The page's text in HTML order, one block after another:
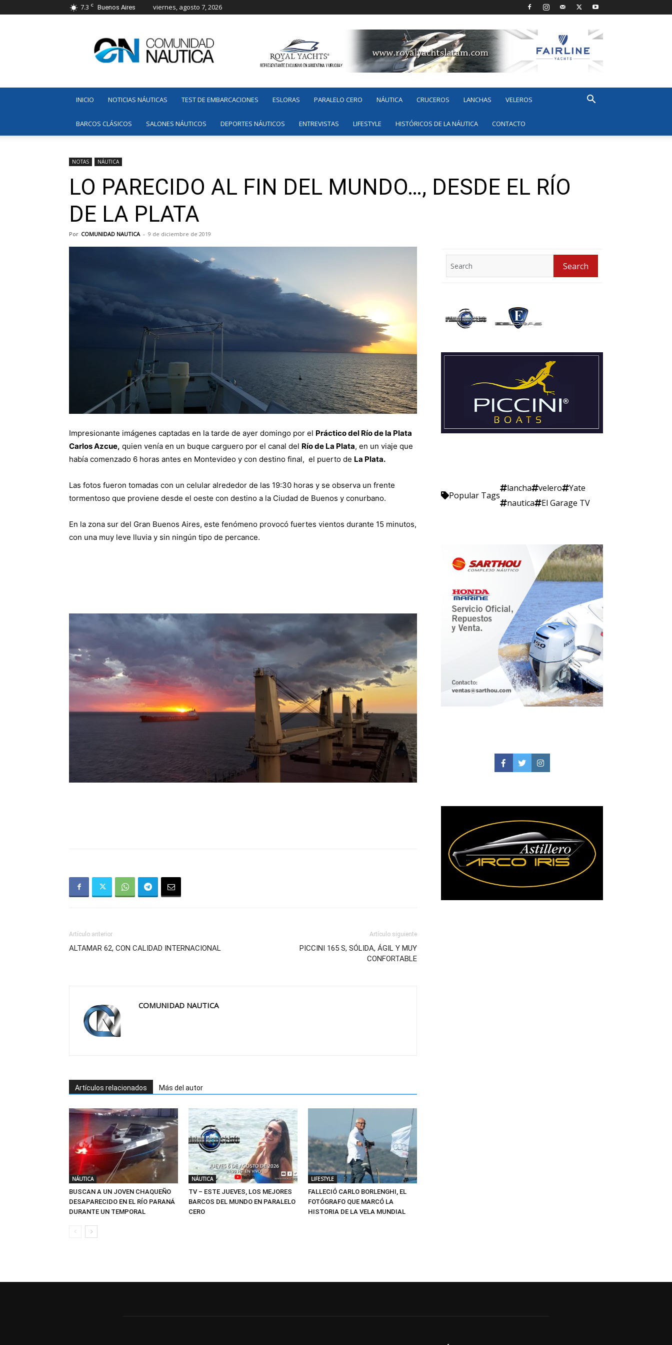
7.3 C Buenos Aires viernes, agosto 7, 2026
Náutica
INICIO NOTICIAS NÁUTICAS TEST DE EMBARCACIONES ESLORAS PARALELO CERO NÁUTICA CRUCEROS LANCHAS VELEROS
BARCOS CLÁSICOS SALONES NÁUTICOS DEPORTES NÁUTICOS ENTREVISTAS LIFESTYLE HISTÓRICOS DE LA NÁUTICA CONTACTO
NOTAS NÁUTICA
LO PARECIDO AL FIN DEL MUNDO…, DESDE EL RÍO
DE LA PLATA
Por COMUNIDAD NAUTICA - 9 de diciembre de 2019
Impresionante imágenes captadas en la tarde de ayer domingo por el Práctico del Río de la Plata
Carlos Azcue, quien venía en un buque carguero por el canal del Río de La Plata, en un viaje que
había comenzado 6 horas antes en Montevideo y con destino final, el puerto de La Plata.
Las fotos fueron tomadas con un celular alrededor de las 19:30 horas y se observa un frente
tormentoso que proviene desde el oeste con destino a la Ciudad de Buenos y conurbano.
En la zona sur del Gran Buenos Aires, este fenómeno provocó fuertes vientos durante 15 minutos,
con una muy leve lluvia y sin ningún tipo de percance.
Artículo anterior
ALTAMAR 62, CON CALIDAD INTERNACIONAL
Artículo siguiente
PICCINI 165 S, SÓLIDA, ÁGIL Y MUY
CONFORTABLE
COMUNIDAD NAUTICA
Artículos relacionados Más del autor
NÁUTICA
BUSCAN A UN JOVEN CHAQUEÑO
DESAPARECIDO EN EL RÍO PARANÁ
DURANTE UN TEMPORAL
NÁUTICA
TV – ESTE JUEVES, LOS MEJORES
BARCOS DEL MUNDO EN PARALELO
CERO
LIFESTYLE
FALLECIÓ CARLO BORLENGHI, EL
FOTÓGRAFO QUE MARCÓ LA
HISTORIA DE LA VELA MUNDIAL
for:
Search
Popular Tags
lancha velero
Yate
nautica
El Garage TV
Facebook
TwitterInstagram